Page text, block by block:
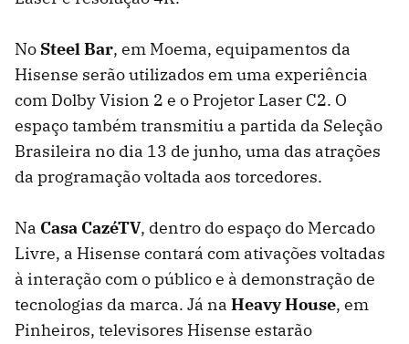
No Steel Bar, em Moema, equipamentos da
Hisense serão utilizados em uma experiência
com Dolby Vision 2 e o Projetor Laser C2. O
espaço também transmitiu a partida da Seleção
Brasileira no dia 13 de junho, uma das atrações
da programação voltada aos torcedores.
Na Casa CazéTV, dentro do espaço do Mercado
Livre, a Hisense contará com ativações voltadas
à interação com o público e à demonstração de
tecnologias da marca. Já na Heavy House, em
Pinheiros, televisores Hisense estarão